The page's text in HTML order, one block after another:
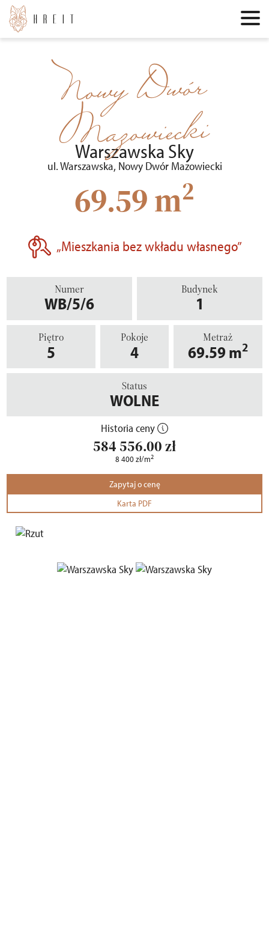
Nowy Dwór
Mazowiecki
Warszawska Sky
ul. Warszawska, Nowy Dwór Mazowiecki
69.59 m2
„Mieszkania bez wkładu własnego”
Numer
WB/5/6
Budynek
1
Piętro
5
Pokoje
4
Metraż
69.59 m2
Status
WOLNE
Historia ceny
584 556.00zł
8 400zł/m2
Zapytaj o cenę
Karta PDF